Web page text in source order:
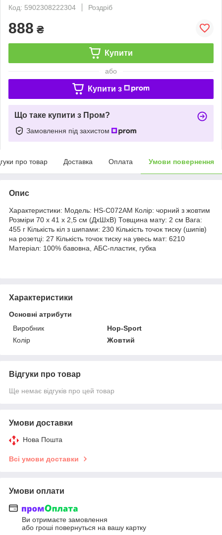
Код: 5902308222304
Роздріб
888 ₴
Купити
або
Купити з
Що таке купити з Пром?
Замовлення під захистом
про товар Доставка Оплата Умови повернення
Опис
Характеристики: Модель: HS-C072AM Колір: чорний з жовтим
Розміри 70 х 41 х 2,5 см (ДхШхВ) Товщина мату: 2 см Вага:
455 г Кількість кіл з шипами: 230 Кількість точок тиску (шипів)
на розетці: 27 Кількість точок тиску на увесь мат: 6210
Матеріал: 100% бавовна, АБС-пластик, губка
Характеристики
Основні атрибути
Виробник
Hop-Sport
Колір
Жовтий
Відгуки про товар
Ще немає відгуків про цей товар
Умови доставки
Нова Пошта
Всі умови доставки
Умови оплати
Ви отримаєте замовлення
або гроші повернуться на вашу картку